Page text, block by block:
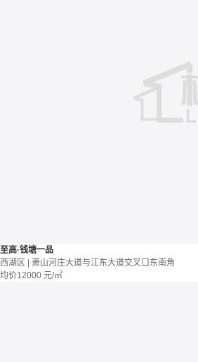
至高·钱塘一品
西湖区 | 萧山河庄大道与江东大道交叉口东南角
均价12000 元/㎡